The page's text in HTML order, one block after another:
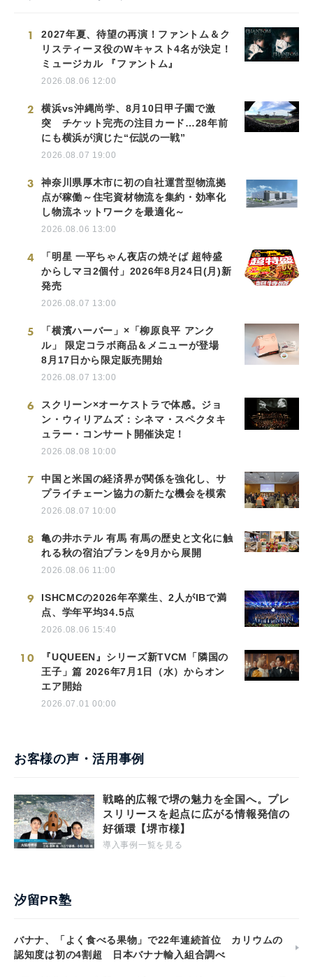
1
2027年夏、待望の再演！ファントム＆ク
リスティーヌ役のWキャスト4名が決定！
ミュージカル 『ファントム』
2026.08.06 12:00
2
横浜vs沖縄尚学、8月10日甲子園で激
突 チケット完売の注目カード…28年前
にも横浜が演じた“伝説の一戦”
2026.08.07 19:00
3
神奈川県厚木市に初の自社運営型物流拠
点が稼働～住宅資材物流を集約・効率化
し物流ネットワークを最適化～
2026.08.06 13:00
4
「明星 一平ちゃん夜店の焼そば 超特盛
からしマヨ2個付」2026年8月24日(月)新
発売
2026.08.07 13:00
5
「横濱ハーバー」×「柳原良平 アンク
ル」 限定コラボ商品＆メニューが登場
8月17日から限定販売開始
2026.08.07 13:00
6
スクリーン×オーケストラで体感。ジョ
ン・ウィリアムズ：シネマ・スペクタキ
ュラー・コンサート開催決定！
2026.08.08 10:00
7
中国と米国の経済界が関係を強化し、サ
プライチェーン協力の新たな機会を模索
2026.08.07 10:00
8
亀の井ホテル 有馬 有馬の歴史と文化に触
れる秋の宿泊プランを9月から展開
2026.08.06 11:00
9
ISHCMCの2026年卒業生、2人がIBで満
点、学年平均34.5点
2026.08.06 15:40
10
『UQUEEN』シリーズ新TVCM「隣国の
王子」篇 2026年7月1日（水）からオン
エア開始
2026.07.01 00:00
お客様の声・活用事例
戦略的広報で堺の魅力を全国へ。プレ
スリリースを起点に広がる情報発信の
好循環【堺市様】
導入事例一覧を見る
汐留PR塾
バナナ、「よく食べる果物」で22年連続首位 カリウムの
認知度は初の4割超 日本バナナ輸入組合調べ